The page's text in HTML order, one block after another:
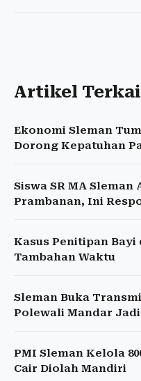
Artikel
Ekonomi Sleman
Dorong Kepatuhan
Siswa SR MA
Prambanan, Ini
Kasus Penitipan Bayi
Tambahan Waktu
Sleman Buka
Polewali Mandar
PMI Sleman Kelola
Cair Diolah Mandiri